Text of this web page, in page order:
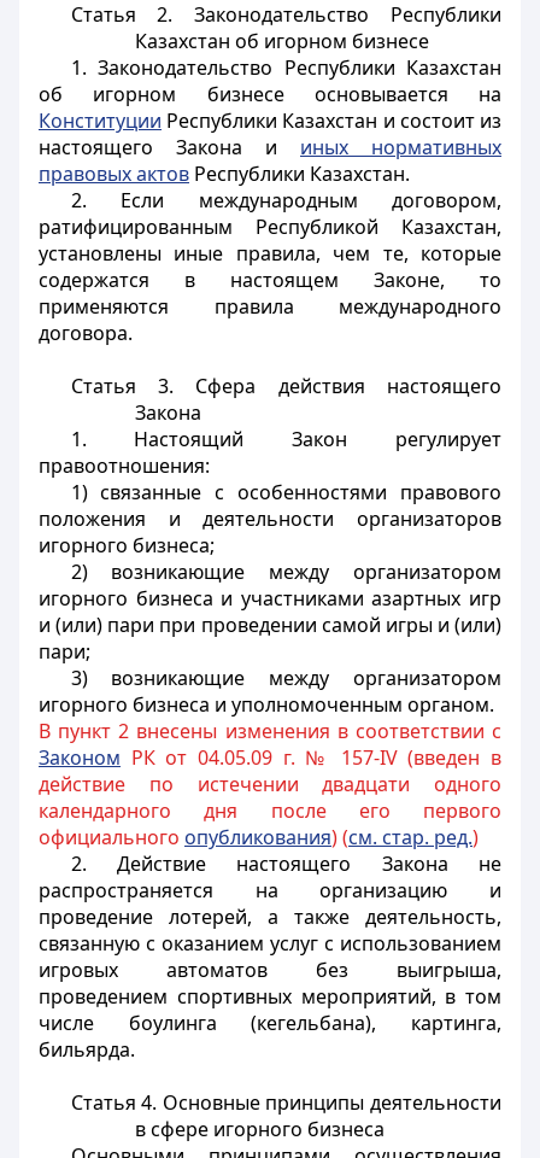
Статья 2. Законодательство Республики
Казахстан об игорном бизнесе
1. Законодательство Республики Казахстан
об игорном бизнесе основывается на
Конституции Республики Казахстан и состоит из
настоящего Закона и иных нормативных
правовых актов Республики Казахстан.
2. Если международным договором,
ратифицированным Республикой Казахстан,
установлены иные правила, чем те, которые
содержатся в настоящем Законе, то
применяются правила международного
договора.
Статья 3. Сфера действия настоящего
Закона
1. Настоящий Закон регулирует
правоотношения:
1) связанные с особенностями правового
положения и деятельности организаторов
игорного бизнеса;
2) возникающие между организатором
игорного бизнеса и участниками азартных игр
и (или) пари при проведении самой игры и (или)
пари;
3) возникающие между организатором
игорного бизнеса и уполномоченным органом.
В пункт 2 внесены изменения в соответствии с
Законом РК от 04.05.09 г. № 157-IV (введен в
действие по истечении двадцати одного
календарного дня после его первого
официального опубликования) (см. стар. ред.)
2. Действие настоящего Закона не
распространяется на организацию и
проведение лотерей, а также деятельность,
связанную с оказанием услуг с использованием
игровых автоматов без выигрыша,
проведением спортивных мероприятий, в том
числе боулинга (кегельбана), картинга,
бильярда.
Статья 4. Основные принципы деятельности
в сфере игорного бизнеса